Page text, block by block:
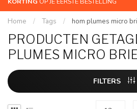
Home / Tags / hom plumes micro
PRODUCTEN
PLUMES MICRO
FILTERS